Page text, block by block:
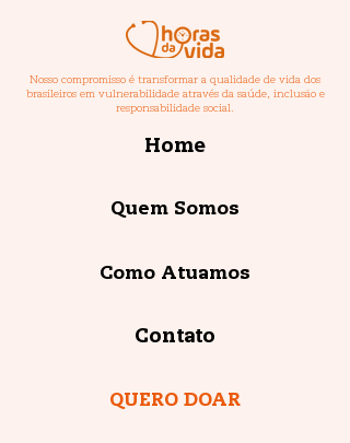
Nosso compromisso é transformar a qualidade de vida dos
brasileiros em vulnerabilidade através da saúde, inclusão e
responsabilidade social.
Home
Quem Somos
Como Atuamos
Contato
QUERO DOAR